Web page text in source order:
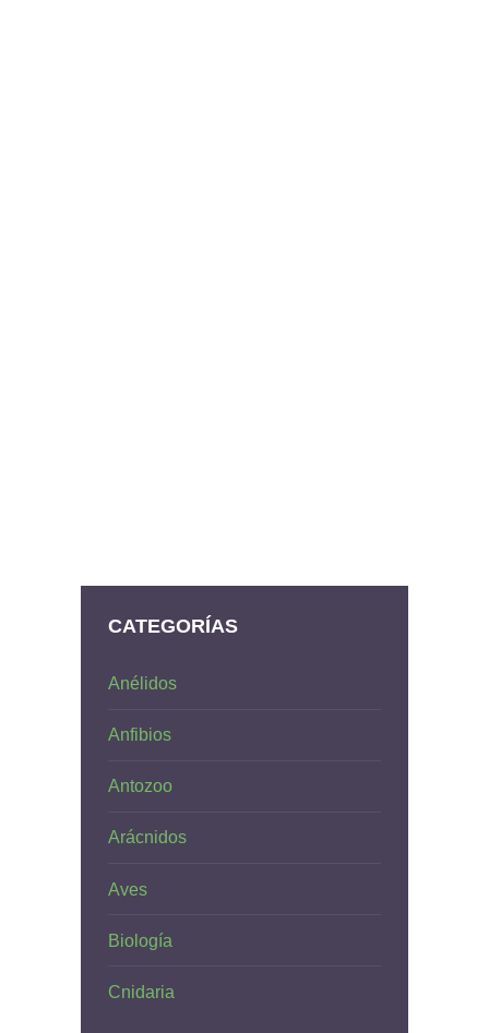
CATEGORÍAS
Anélidos
Anfibios
Antozoo
Arácnidos
Aves
Biología
Cnidaria